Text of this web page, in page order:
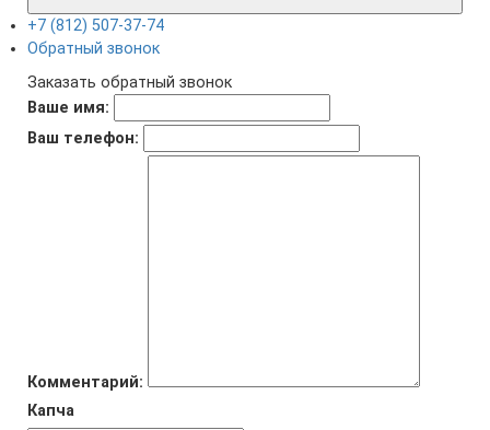
+7 (812) 507-37-74
Обратный звонок
Заказать обратный звонок
Ваше имя:
Ваш телефон:
Комментарий:
Капча